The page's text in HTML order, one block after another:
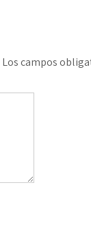
Los campos